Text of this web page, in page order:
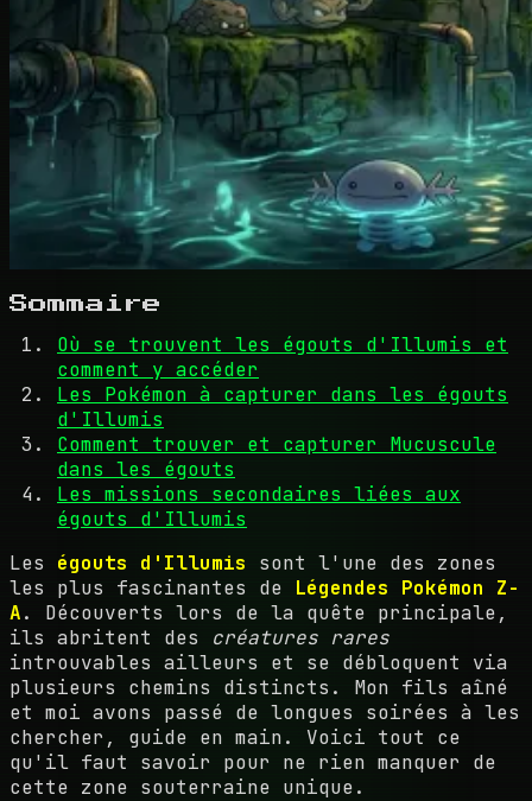
Sommaire
Où se trouvent les égouts d'Illumis et
comment y accéder
Les Pokémon à capturer dans les égouts
d'Illumis
Comment trouver et capturer Mucuscule
dans les égouts
Les missions secondaires liées aux
égouts d'Illumis
Les égouts d'Illumis sont l'une des zones
les plus fascinantes de Légendes Pokémon Z-
A. Découverts lors de la quête principale,
ils abritent des créatures rares
introuvables ailleurs et se débloquent via
plusieurs chemins distincts. Mon fils aîné
et moi avons passé de longues soirées à les
chercher, guide en main. Voici tout ce
qu'il faut savoir pour ne rien manquer de
cette zone souterraine unique.